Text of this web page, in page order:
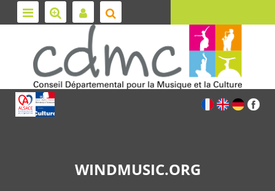
WINDMUSIC.ORG